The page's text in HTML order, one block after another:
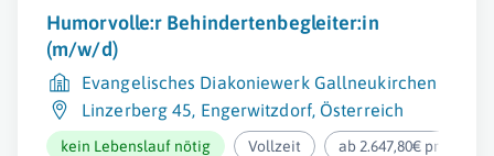
Humorvolle:r Behindertenbegleiter:in
(m/w/d)
Evangelisches Diakoniewerk Gallneukirchen
Linzerberg 45, Engerwitzdorf, Österreich
kein Lebenslauf nötig Vollzeit ab 2.647,80€ pro